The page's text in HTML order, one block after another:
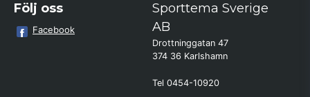
Följ oss
Facebook
Sporttema Sverige
AB
Drottninggatan 47
374 36 Karlshamn
Tel 0454-10920